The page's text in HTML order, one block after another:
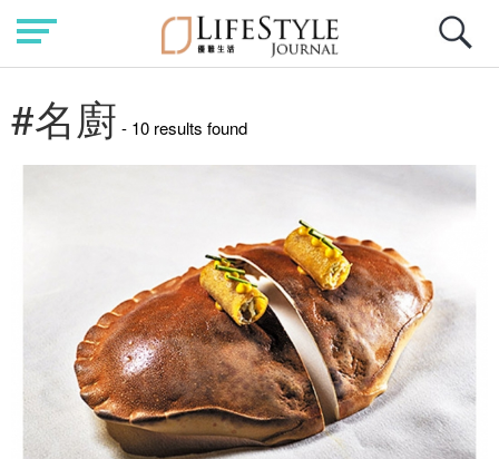
#名廚 - 10 results found